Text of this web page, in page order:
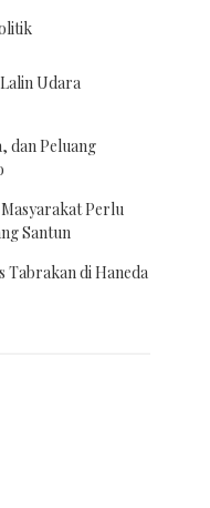
Udara
dan Peluang
Perlu
Santun
Tabrakan di Haneda